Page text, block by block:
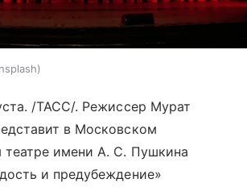
/ТАСС/. Режиссер Мурат
в Московском
театре имени А. С. Пушкина
и предубеждение»